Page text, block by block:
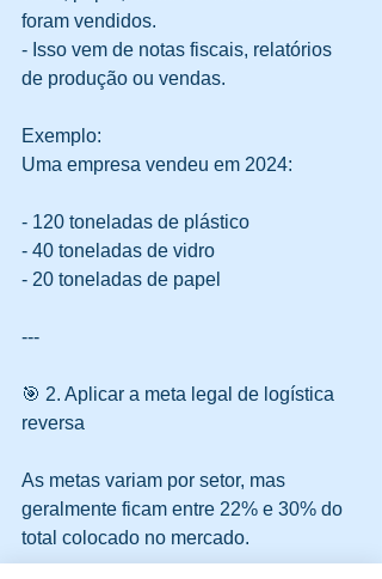
foram vendidos.
- Isso vem de notas fiscais, relatórios
de produção ou vendas.
Exemplo:
Uma empresa vendeu em 2024:
- 120 toneladas de plástico
- 40 toneladas de vidro
- 20 toneladas de papel
---
🎯 2. Aplicar a meta legal de logística
reversa
As metas variam por setor, mas
geralmente ficam entre 22% e 30% do
total colocado no mercado.